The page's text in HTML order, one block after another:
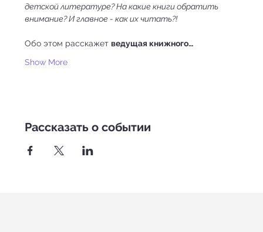
детской литературе? На какие книги обратить
внимание? И главное - как их читать?!
Обо этом расскажет ведущая книжного…
Show More
Рассказать о событии